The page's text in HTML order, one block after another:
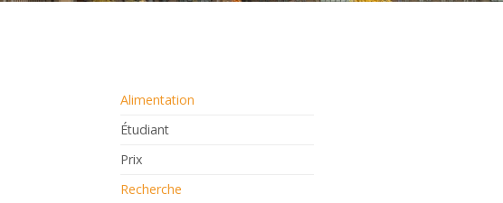
Alimentation
Étudiant
Prix
Recherche